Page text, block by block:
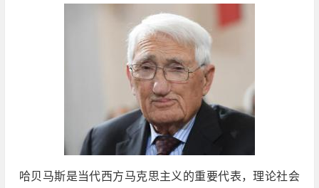
哈贝马斯是当代西方马克思主义的重要代表，理论社会